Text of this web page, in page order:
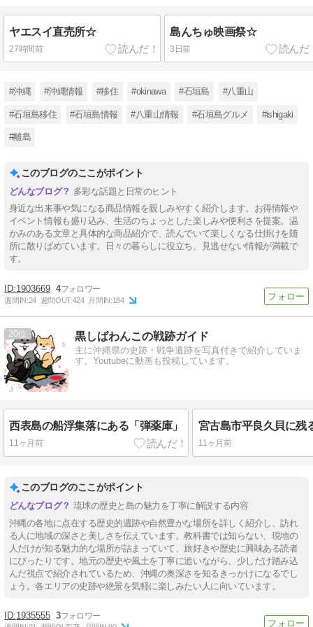
ヤエスイ直売所☆
27時間前
島んちゅ映画祭☆
3日前
#沖縄 #沖縄情報 #移住 #okinawa #石垣島 #八重山
#石垣島移住 #石垣島情報 #八重山情報 #石垣島グルメ #ishigaki
#離島
このブログのここがポイント
多彩な話題と日常のヒント
身近な出来事や気になる商品情報を親しみやすく紹介します。お得情報や
イベント情報も盛り込み、生活のちょっとした楽しみや便利さを提案。温
かみのある文章と具体的な商品紹介で、読んでいて楽しくなる仕掛けを随
所に散りばめています。日々の暮らしに役立ち、見逃せない情報が満載で
す。
1903669 4
週間IN:24 週間OUT:424 月間IN:184
20 黒しばわんこの戦跡ガイド
主に沖縄県の史跡・戦争遺跡を写真付きで紹介していま
す。Youtubeに動画も投稿しています。
西表島の船浮集落にある「弾薬庫」
11ヶ月前 11ヶ月前
このブログのここがポイント
琉球の歴史と島の魅力を丁寧に解説する内容
沖縄の各地に点在する歴史的遺跡や自然豊かな場所を詳しく紹介し、訪れ
る人に地域の深さと美しさを伝えています。教科書では知らない、現地の
人だけが知る魅力的な場所が詰まっていて、旅好きや歴史に興味ある読者
にぴったりです。地元の歴史や風土を丁寧に追いながら、少しだけ踏み込
んだ視点で紹介されているため、沖縄の奥深さを知るきっかけになるでし
ょう。各エリアの史跡や絶景を気軽に楽しみたい人に向いています。
1935555 3